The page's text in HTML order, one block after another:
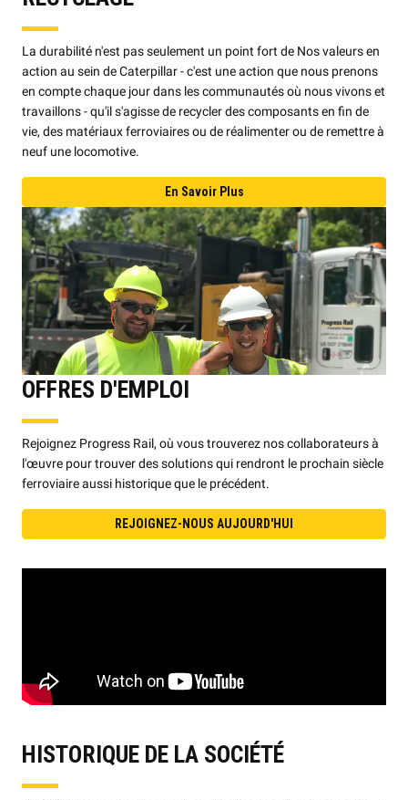
La durabilité n'est pas seulement un point fort de Nos valeurs en
action au sein de Caterpillar - c'est une action que nous prenons
en compte chaque jour dans les communautés où nous vivons et
travaillons - qu'il s'agisse de recycler des composants en fin de
vie, des matériaux ferroviaires ou de réalimenter ou de remettre à
neuf une locomotive.
En Savoir Plus
OFFRES D'EMPLOI
Rejoignez Progress Rail, où vous trouverez nos collaborateurs à
l'œuvre pour trouver des solutions qui rendront le prochain siècle
ferroviaire aussi historique que le précédent.
REJOIGNEZ-NOUS AUJOURD'HUI
HISTORIQUE DE LA SOCIÉTÉ